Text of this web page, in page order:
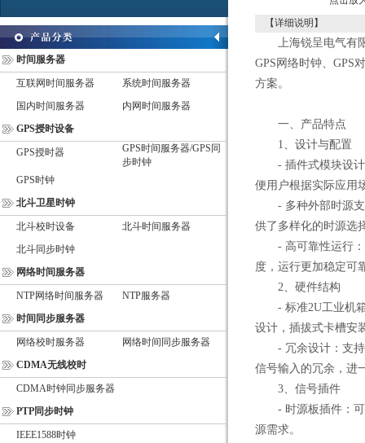
时间服务器
互联网时间服务器
系统时间服务器
国内时间服务器
内网时间服务器
GPS授时设备
GPS授时器
GPS时间服务器/GPS同
步时钟
GPS时钟
北斗卫星时钟
北斗校时设备
北斗时间服务器
北斗同步时钟
网络时间服务器
NTP网络时间服务器
NTP服务器
时间同步服务器
网络校时服务器
网络时间同步服务器
CDMA无线校时
CDMA时钟同步服务器
PTP同步时钟
IEEE1588时钟
【详细说明】
上海锐呈电气有限
GPS网络时钟、GPS
方案。
一、产品特点
1、设计与配置
- 插件式模块设计
便用户根据实际应用
- 多种外部时源支
供了多样化的时源选
- 高可靠性运行：
度，运行更加稳定可
2、硬件结构
- 标准2U工业机箱
设计，插拔式卡槽安
- 冗余设计：支持
信号输入的冗余，进
3、信号插件
- 时源板插件：可
源需求。